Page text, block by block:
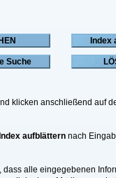
klicken anschließend auf
Index aufblättern nach
dass alle eingegebenen